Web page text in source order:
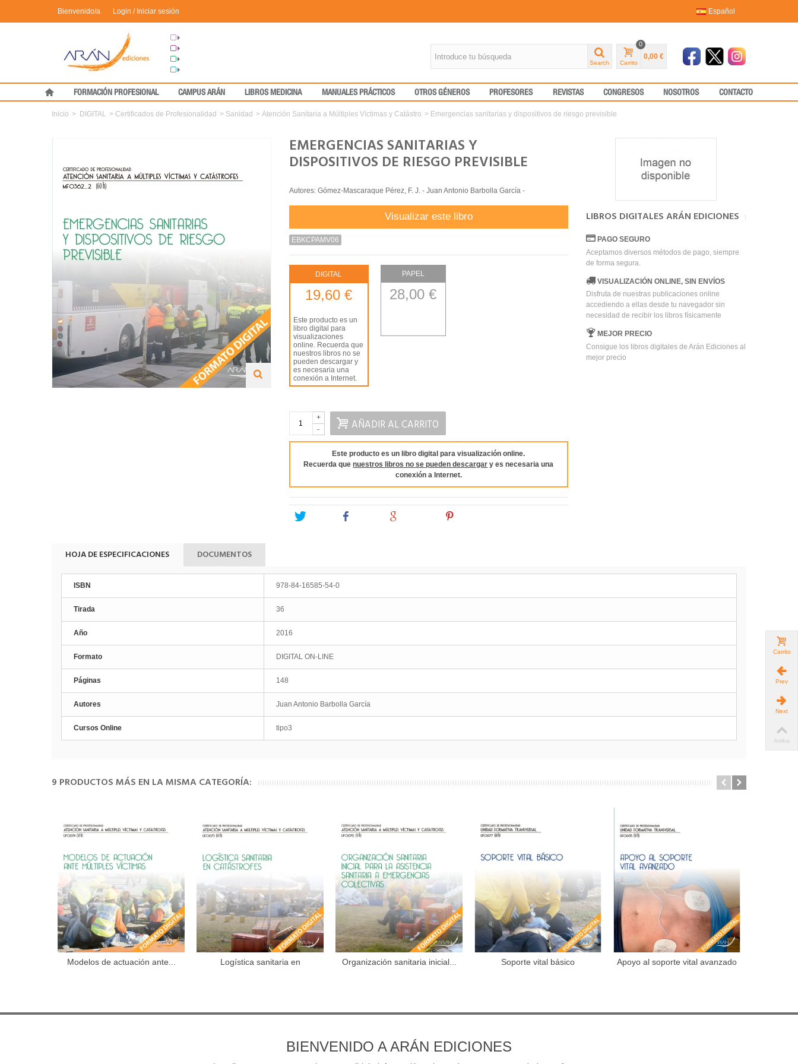
Español
Bienvenido/a Login / Iniciar sesión
Grupo Arán
Congresos
Formación
Medical Press
Search Carrito
0
0,00 €
FORMACIÓN PROFESIONAL CAMPUS ARÁN LIBROS MEDICINA MANUALES PRÁCTICOS OTROS GÉNEROS PROFESORES REVISTAS CONGRESOS NOSOTROS CONTACTO
Inicio > DIGITAL > Certificados de Profesionalidad > Sanidad > Atención Sanitaria a Múltiples Víctimas y Catástro > Emergencias sanitarias y dispositivos de riesgo previsible
EMERGENCIAS SANITARIAS Y
DISPOSITIVOS DE RIESGO PREVISIBLE
Autores: Gómez-Mascaraque Pérez, F. J. - Juan Antonio Barbolla García -
Visualizar este libro
EBKCPAMV06
DIGITAL
19,60 €
Este producto es un
libro digital para
visualizaciones
online. Recuerda que
nuestros libros no se
pueden descargar y
es necesaria una
conexión a Internet.
PAPEL
28,00 €
-
+ AÑADIR AL CARRITO
Este producto es un libro digital para visualización online.
Recuerda quenuestros libros no se pueden descargar y es necesaria una
conexión a Internet.
Tweet
LIBROS DIGITALES ARÁN EDICIONES
PAGO SEGURO
Aceptamos diversos métodos de pago, siempre
de forma segura.
VISUALIZACIÓN ONLINE, SIN ENVÍOS
Disfruta de nuestras publicaciones online
accediendo a ellas desde tu navegador sin
necesidad de recibir los libros físicamente
MEJOR PRECIO
Consigue los libros digitales de Arán Ediciones al
mejor precio
HOJA DE ESPECIFICACIONES DOCUMENTOS
ISBN 978-84-16585-54-0
Tirada 36
Año 2016
Formato DIGITAL ON-LINE
Páginas 148
Autores Juan Antonio Barbolla García
Cursos Online tipo3
9 PRODUCTOS MÁS EN LA MISMA CATEGORÍA:
Añadir al carrito
Modelos de actuación ante... Añadir al carrito
Logística sanitaria en
Añadir al carrito
Organización sanitaria inicial... Añadir al carrito
Soporte vital básico Añadir al carrito
Apoyo al soporte vital avanzado
BIENVENIDO A ARÁN EDICIONES
Carrito
Prev
Next
Arriba